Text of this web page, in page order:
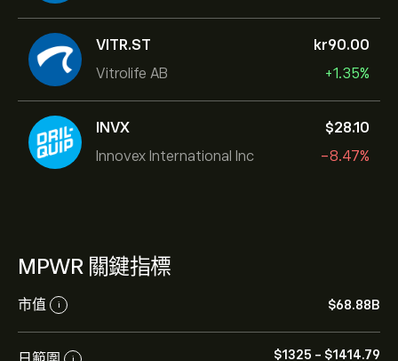
VITR.ST
Vitrolife AB
‎kr‎90.00
+1.35%
INVX
Innovex International Inc
‎$‎28.10
-8.47%
MPWR 關鍵指標
市值 i ‎$‎68.88B
i ‎$‎1325 - ‎$‎1414.79